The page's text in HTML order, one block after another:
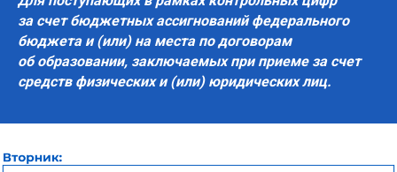
за счет бюджетных ассигнований федерального
бюджета и (или) на места по договорам
об образовании, заключаемых при приеме за счет
средств физических и (или) юридических лиц.